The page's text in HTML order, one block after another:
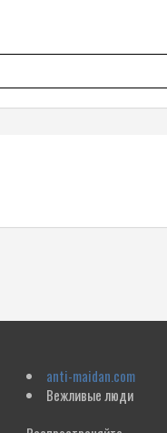
anti-maidan.com
Вежливые люди